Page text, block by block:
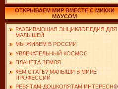
ОТКРЫВАЕМ МИР ВМЕСТЕ С МИККИ
МАУСОМ
РАЗВИВАЮЩАЯ ЭНЦИКЛОПЕДИЯ ДЛЯ
МАЛЫШЕЙ
МЫ ЖИВЕМ В РОССИИ
УВЛЕКАТЕЛЬНЫЙ КОСМОС
ПЛАНЕТА ЗЕМЛЯ
КЕМ СТАТЬ? МАЛЫШИ В МИРЕ
ПРОФЕССИЙ
РЕБЯТАМ-ДОШКОЛЯТАМ ИНТЕРЕСНО